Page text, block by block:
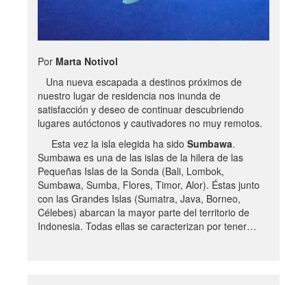
Por Marta Notivol
Una nueva escapada a destinos próximos de
nuestro lugar de residencia nos inunda de
satisfacción y deseo de continuar descubriendo
lugares autóctonos y cautivadores no muy remotos.
Esta vez la isla elegida ha sido Sumbawa.
Sumbawa es una de las islas de la hilera de las
Pequeñas Islas de la Sonda (Bali, Lombok,
Sumbawa, Sumba, Flores, Timor, Alor). Éstas junto
con las Grandes Islas (Sumatra, Java, Borneo,
Célebes) abarcan la mayor parte del territorio de
Indonesia. Todas ellas se caracterizan por tener…